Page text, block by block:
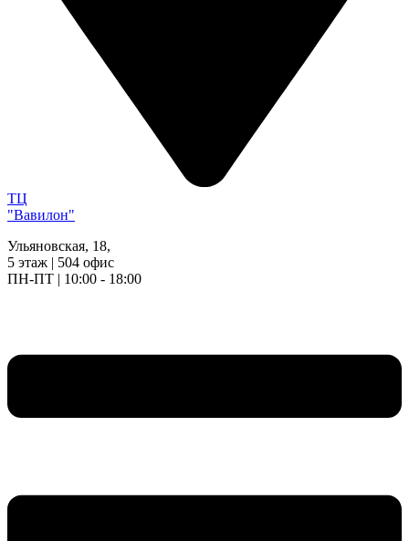
ТЦ
"Вавилон"
Ульяновская, 18,
5 этаж | 504 офис
ПН-ПТ | 10:00 - 18:00